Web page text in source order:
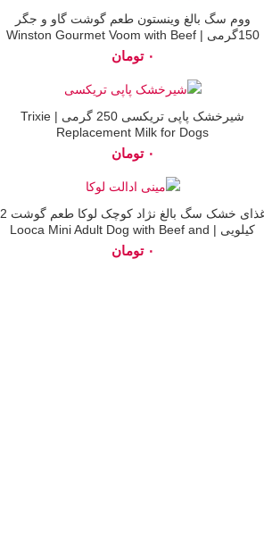
ووم سگ بالغ وینستون طعم گوشت گاو و جگر
150گرمی | Winston Gourmet Voom with Beef
and Liver
تومان
موجودی
شیرخشک پاپی تریکسی 250 گرمی | Trixie
Replacement Milk for Dogs
تومان
موجودی
غذای خشک سگ بالغ نژاد کوچک لوکا طعم گوشت 2
کیلویی | Looca Mini Adult Dog with Beef and
Rice
تومان